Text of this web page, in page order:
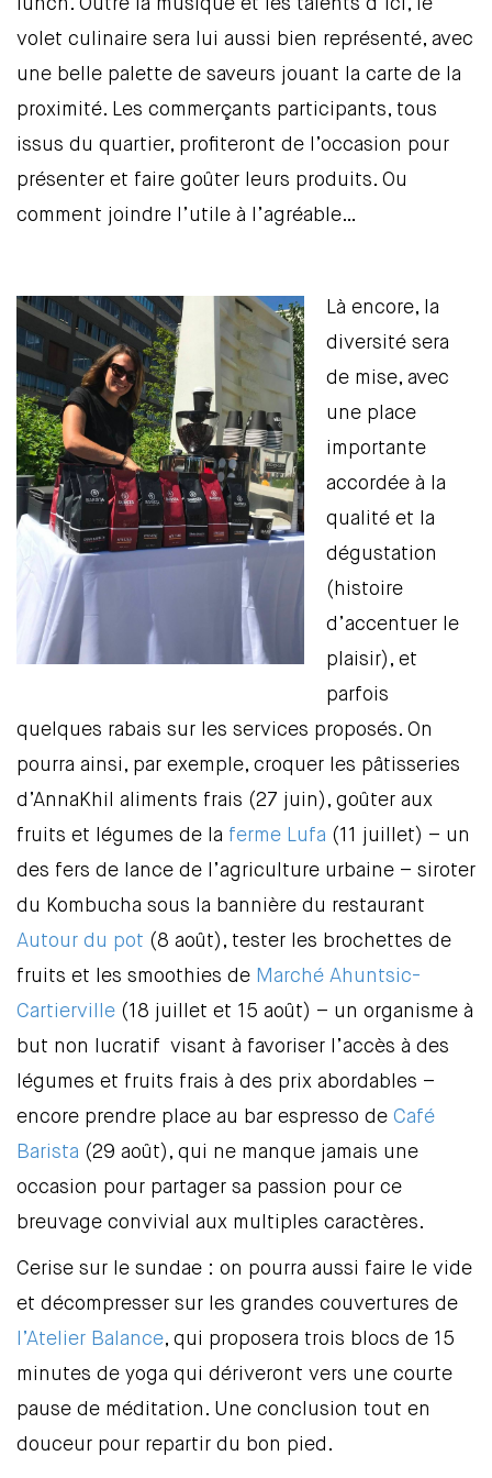
lunch. Outre la musique et les talents d’ici, le
volet culinaire sera lui aussi bien représenté, avec
une belle palette de saveurs jouant la carte de la
proximité. Les commerçants participants, tous
issus du quartier, profiteront de l’occasion pour
présenter et faire goûter leurs produits. Ou
comment joindre l’utile à l’agréable…
Là encore, la
diversité sera
de mise, avec
une place
importante
accordée à la
qualité et la
dégustation
(histoire
d’accentuer le
plaisir), et
parfois
quelques rabais sur les services proposés. On
pourra ainsi, par exemple, croquer les pâtisseries
d’AnnaKhil aliments frais (27 juin), goûter aux
fruits et légumes de la ferme Lufa (11 juillet) – un
des fers de lance de l’agriculture urbaine – siroter
du Kombucha sous la bannière du restaurant
Autour du pot (8 août), tester les brochettes de
fruits et les smoothies de Marché Ahuntsic-
Cartierville (18 juillet et 15 août) – un organisme à
but non lucratif visant à favoriser l’accès à des
légumes et fruits frais à des prix abordables –
encore prendre place au bar espresso de Café
Barista (29 août), qui ne manque jamais une
occasion pour partager sa passion pour ce
breuvage convivial aux multiples caractères.
Cerise sur le sundae : on pourra aussi faire le vide
et décompresser sur les grandes couvertures de
l’Atelier Balance, qui proposera trois blocs de 15
minutes de yoga qui dériveront vers une courte
pause de méditation. Une conclusion tout en
douceur pour repartir du bon pied.